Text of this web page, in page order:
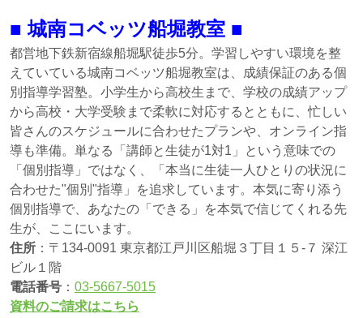
■ 城南コベッツ船堀教室 ■
都営地下鉄新宿線船堀駅徒歩5分。学習しやすい環境を整
えていている城南コベッツ船堀教室は、成績保証のある個
別指導学習塾。小学生から高校生まで、学校の成績アップ
から高校・大学受験まで柔軟に対応するとともに、忙しい
皆さんのスケジュールに合わせたプランや、オンライン指
導も準備。単なる「講師と生徒が1対1」という意味での
「個別指導」ではなく、「本当に生徒一人ひとりの状況に
合わせた"個別"指導」を追求しています。本気に寄り添う
個別指導で、あなたの「できる」を本気で信じてくれる先
生が、ここにいます。
住所 ：〒134-0091 東京都江戸川区船堀３丁目１５-７ 深江
ビル１階
電話番号 ： 03-5667-5015
資料のご請求はこちら